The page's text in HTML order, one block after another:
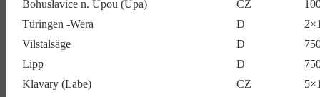
Bohuslavice n. Upou (Upa)
CZ
Türingen -Wera
D
Vilstalsäge
D
Lipp
D
Klavary (Labe)
CZ